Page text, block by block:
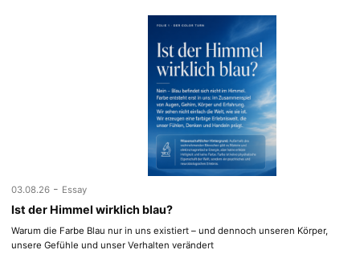
03.08.26 - Essay
Ist der Himmel wirklich blau?
Warum die Farbe Blau nur in uns existiert – und dennoch unseren Körper,
unsere Gefühle und unser Verhalten verändert